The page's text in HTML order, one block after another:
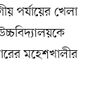
পর্যায়ের খেলা
মহেশখালীর